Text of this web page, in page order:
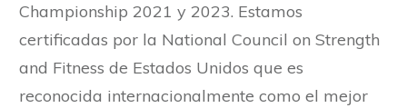
Championship 2021 y 2023. Estamos
certificadas por la National Council on Strength
and Fitness de Estados Unidos que es
reconocida internacionalmente como el mejor